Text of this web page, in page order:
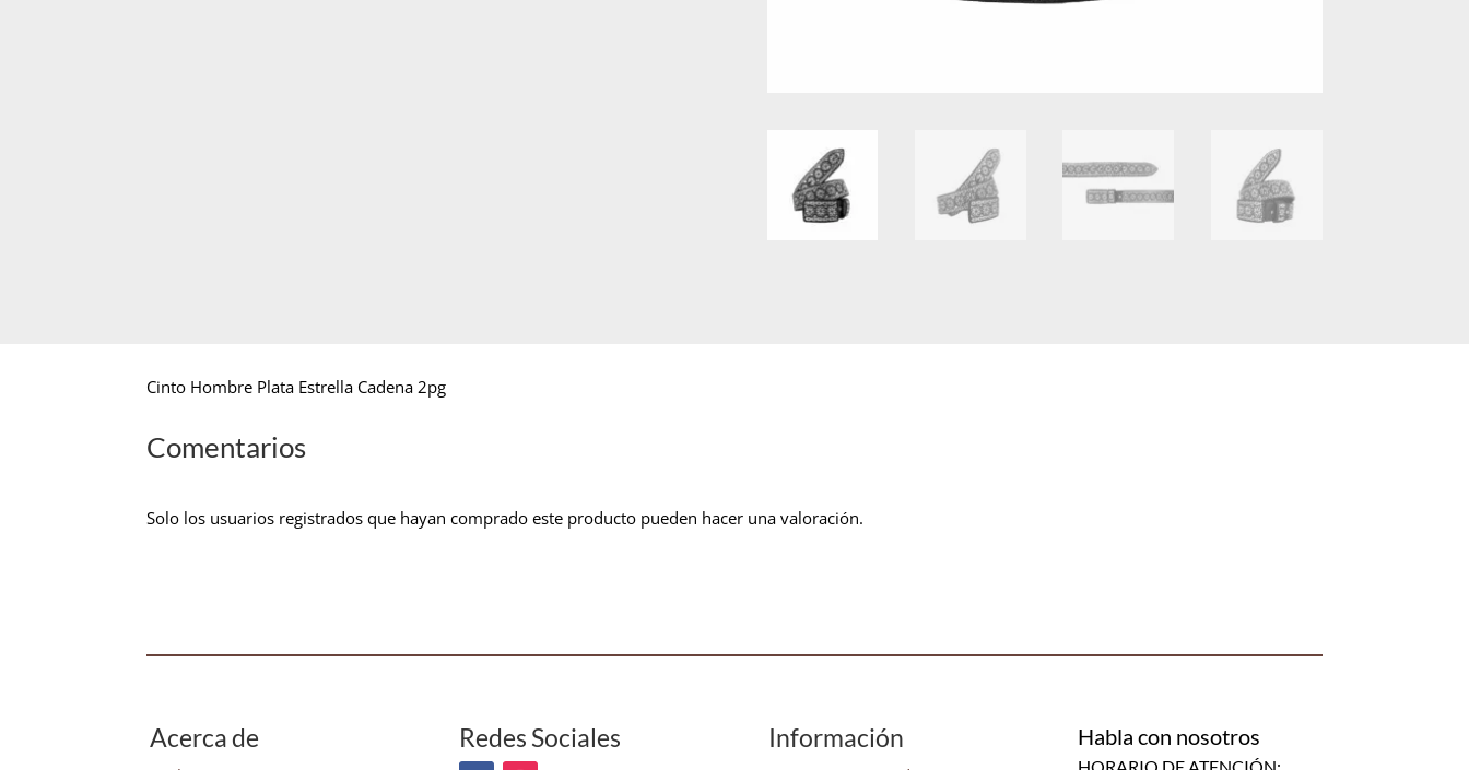
Cinto Hombre Plata Estrella Cadena 2pg
Comentarios
Solo los usuarios registrados que hayan comprado este producto pueden hacer una valoración.
Acerca de Redes Sociales Información Habla con nosotros
HORARIO DE ATENCIÓN: